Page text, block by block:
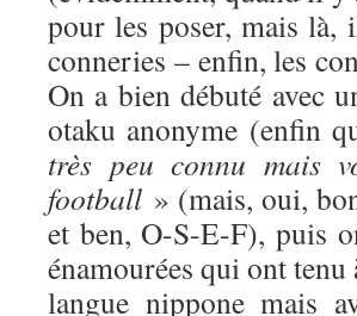
pour les poser, mais
conneries – enfin, les
On a bien débuté avec
otaku anonyme (enfin
très peu connu mais
football » (mais, oui,
et ben, O-S-E-F), puis
énamourées qui ont
langue nippone mais